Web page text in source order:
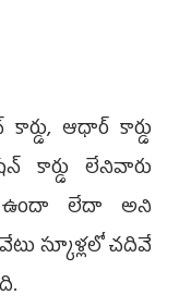
ఆధార్ కార్డు
కార్డు లేనివారు
ఉందా లేదా అని
స్కూళ్లలో చదివే